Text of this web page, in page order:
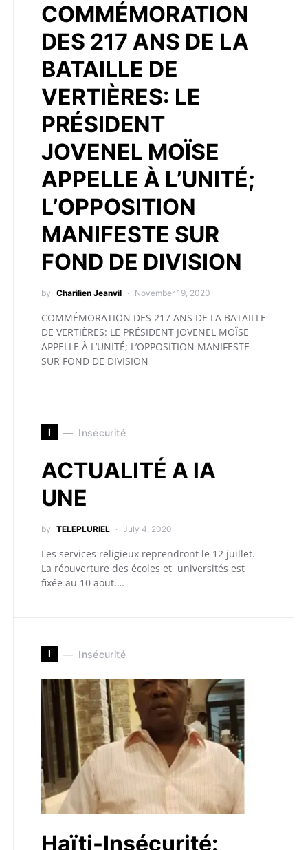
COMMÉMORATION
DES 217 ANS DE LA
BATAILLE DE
VERTIÈRES: LE
PRÉSIDENT
JOVENEL MOÏSE
APPELLE À L’UNITÉ;
L’OPPOSITION
MANIFESTE SUR
FOND DE DIVISION
by Charilien Jeanvil November 19, 2020
COMMÉMORATION DES 217 ANS DE LA BATAILLE
DE VERTIÈRES: LE PRÉSIDENT JOVENEL MOÏSE
APPELLE À L’UNITÉ; L’OPPOSITION MANIFESTE
SUR FOND DE DIVISION
I Insécurité
ACTUALITÉ A lA
UNE
by TELEPLURIEL July 4, 2020
Les services religieux reprendront le 12 juillet.
La réouverture des écoles et universités est
fixée au 10 aout.…
I Insécurité
Haïti-Insécurité: